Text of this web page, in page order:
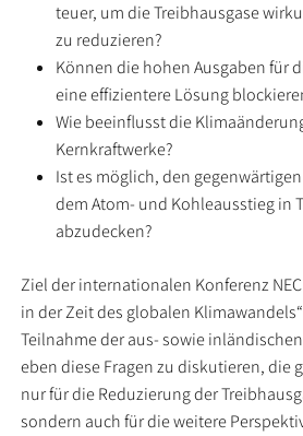
teuer, um die Treibhausgase
zu reduzieren?
Können die hohen Ausgaben für
eine effizientere Lösung
Wie beeinflusst die
Kernkraftwerke?
Ist es möglich, den
dem Atom- und Kohleausstieg in
abzudecken?
Ziel der internationalen Konferenz
in der Zeit des globalen
Teilnahme der aus- sowie
eben diese Fragen zu diskutieren, die
nur für die Reduzierung der
sondern auch für die weitere